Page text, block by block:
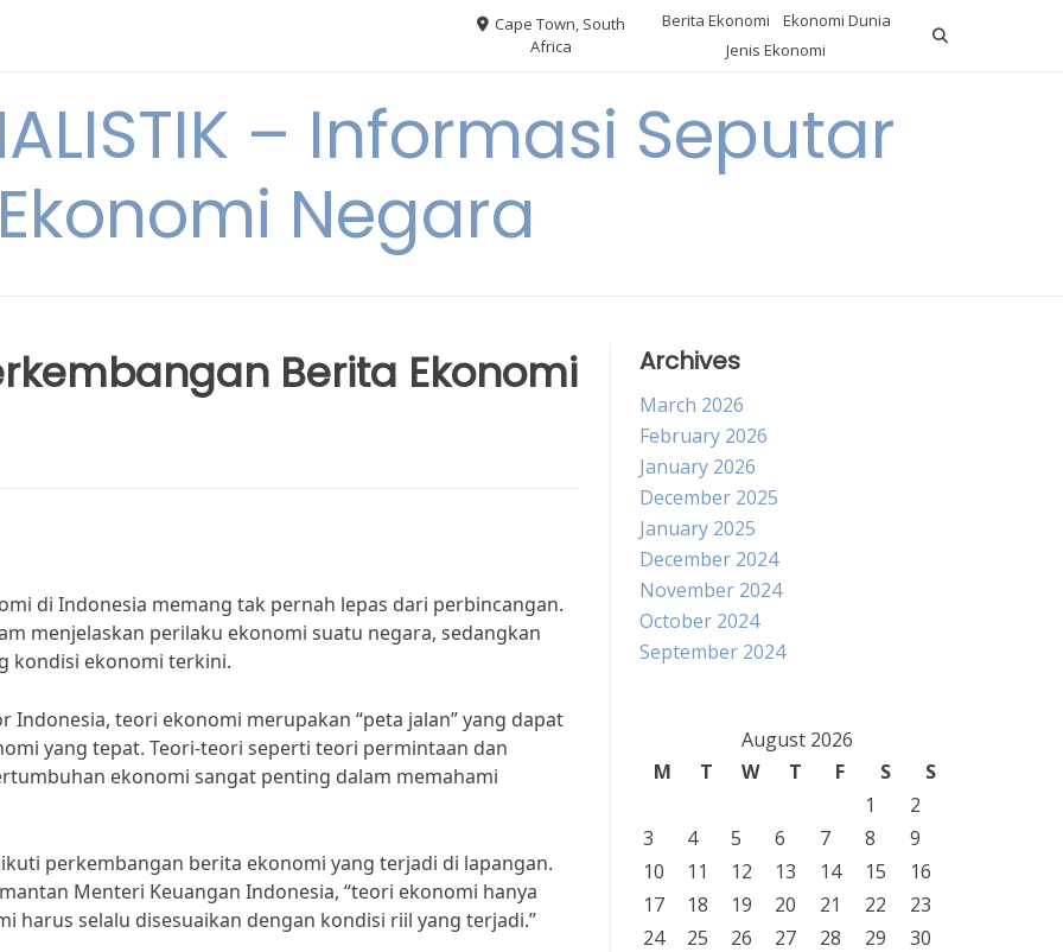
Cape Town, South
Africa
Berita Ekonomi
Ekonomi Dunia
Jenis Ekonomi
– Informasi Seputar
Ekonomi Negara
Berita Ekonomi
di Indonesia memang tak pernah lepas dari perbincangan.
menjelaskan perilaku ekonomi suatu negara, sedangkan
kondisi ekonomi terkini.
Indonesia, teori ekonomi merupakan “peta jalan” yang dapat
yang tepat. Teori-teori seperti teori permintaan dan
ekonomi sangat penting dalam memahami
perkembangan berita ekonomi yang terjadi di lapangan.
Menteri Keuangan Indonesia, “teori ekonomi hanya
harus selalu disesuaikan dengan kondisi riil yang terjadi.”
Archives
March 2026
February 2026
January 2026
December 2025
January 2025
December 2024
November 2024
October 2024
September 2024
August 2026
M
T W T F S
S
1
2
3
4 5 6 7 8
9
10
11 12 13 14 15
16
17
18 19 20 21 22
23
24
25 26 27 28 29
30